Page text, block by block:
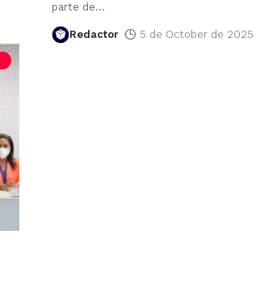
parte de…
Redactor 5 de October de 2025